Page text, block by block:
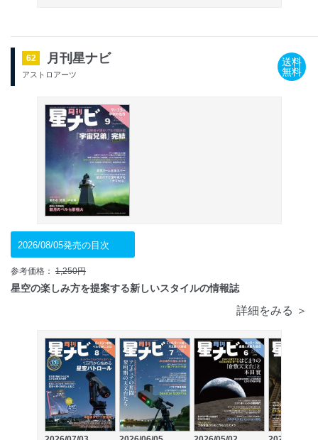
62 月刊星ナビ
アストロアーツ
送料
無料
2026/08/05発売の目次
参考価格： 1,250円
星空の楽しみ方を提案する新しいスタイルの情報誌
詳細をみる ＞